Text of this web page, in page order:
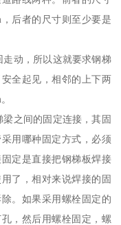
后者的尺寸则至少要是
动，所以这就要求钢梯
全起见，相邻的上下两
之间的固定连接，其固
用哪种固定方式，必须
定是直接把钢梯板焊接
了，相对来说焊接的固
。如果采用螺栓固定的
，然后用螺栓固定，螺